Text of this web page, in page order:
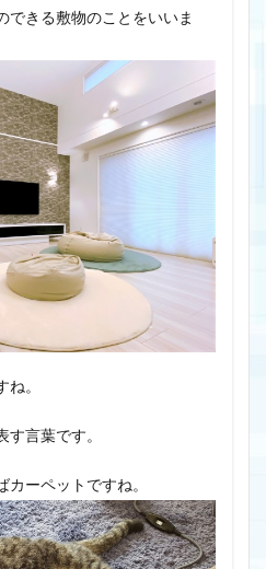
できる敷物のことをいいま
ね。
す言葉です。
カーペットですね。